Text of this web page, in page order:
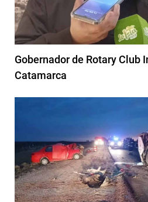
Gobernador de Rotary Club
Catamarca